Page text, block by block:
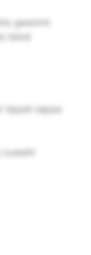
gewinnt
blind
tippel-tappe